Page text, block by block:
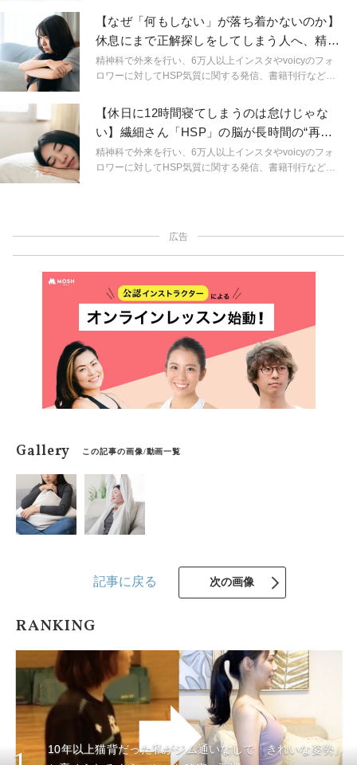
タルヘルスに関する身近なギモンを解説。生きづらいを
ラクにするためのヒントを連載形式で紹介します。
【なぜ「何もしない」が落ち着かないのか】
休息にまで正解探しをしてしまう人へ、精神
科医が伝えたいこと
精神科で外来を行い、6万人以上インスタやvoicyのフォ
ロワーに対してHSP気質に関する発信、書籍刊行など幅
タルヘルスに関する身近なギモンを解説。生きづらいを
ラクにするためのヒントを連載形式で紹介します。
【休日に12時間寝てしまうのは怠けじゃな
い】繊細さん「HSP」の脳が長時間の“再起
動”を必要とする理由｜精神科医が解説
精神科で外来を行い、6万人以上インスタやvoicyのフォ
ロワーに対してHSP気質に関する発信、書籍刊行など幅
広告
Gallery この記事の画像/動画一覧
記事に戻る 次の画像
RANKING
10年以上猫背だった私がジム通いなしで「きれいな姿勢」